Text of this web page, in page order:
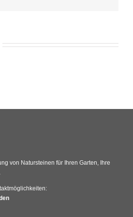
von Natursteinen für Ihren Garten, Ihre